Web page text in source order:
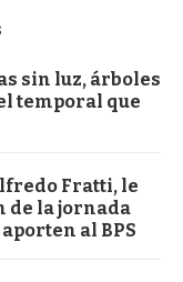
sin luz, árboles
temporal que
Fratti, le
de la jornada
al BPS